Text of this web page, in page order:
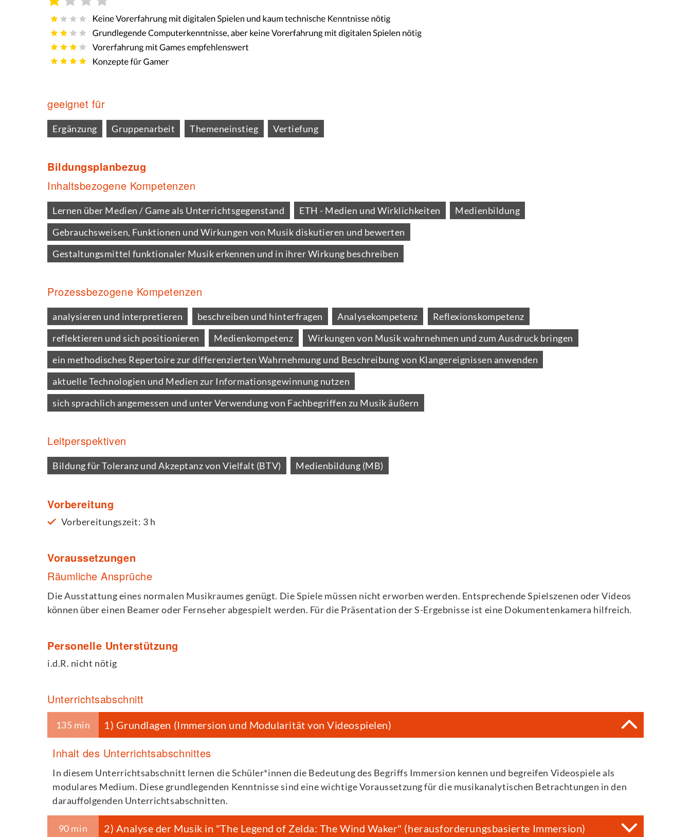
geeignet für
Ergänzung Gruppenarbeit Themeneinstieg Vertiefung
Bildungsplanbezug
Inhaltsbezogene Kompetenzen
Lernen über Medien / Game als Unterrichtsgegenstand ETH - Medien und Wirklichkeiten
Medienbildung
Gebrauchsweisen, Funktionen und Wirkungen von Musik diskutieren und bewerten
Gestaltungsmittel funktionaler Musik erkennen und in ihrer Wirkung beschreiben
Prozessbezogene Kompetenzen
analysieren und interpretieren beschreiben und hinterfragen Analysekompetenz
Reflexionskompetenz
reflektieren und sich positionieren
Medienkompetenz
Wirkungen von Musik wahrnehmen und zum Ausdruck bringen
ein methodisches Repertoire zur differenzierten Wahrnehmung und Beschreibung von Klangereignissen anwenden
aktuelle Technologien und Medien zur Informationsgewinnung nutzen
sich sprachlich angemessen und unter Verwendung von Fachbegriffen zu Musik äußern
Leitperspektiven
Bildung für Toleranz und Akzeptanz von Vielfalt (BTV) Medienbildung (MB)
Vorbereitung
Vorbereitungszeit: 3 h
Voraussetzungen
Räumliche Ansprüche
Die Ausstattung eines normalen Musikraumes genügt. Die Spiele müssen nicht erworben werden. Entsprechende Spielszenen oder Videos
können über einen Beamer oder Fernseher abgespielt werden. Für die Präsentation der S-Ergebnisse ist eine Dokumentenkamera hilfreich.
Personelle Unterstützung
i.d.R. nicht nötig
Unterrichtsabschnitt
135 min 1) Grundlagen (Immersion und Modularität von Videospielen)
Inhalt des Unterrichtsabschnittes
In diesem Unterrichtsabschnitt lernen die Schüler*innen die Bedeutung des Begriffs Immersion kennen und begreifen Videospiele als
modulares Medium. Diese grundlegenden Kenntnisse sind eine wichtige Voraussetzung für die musikanalytischen Betrachtungen in den
darauffolgenden Unterrichtsabschnitten.
90 min 2) Analyse der Musik in "The Legend of Zelda: The Wind Waker" (herausforderungsbasierte Immersion)